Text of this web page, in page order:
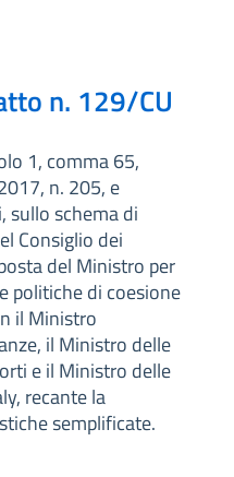
n. 129/CU
1, comma 65,
n. 205, e
sullo schema di
Consiglio dei
del Ministro per
politiche di coesione
il Ministro
il Ministro delle
e il Ministro delle
recante la
semplificate.